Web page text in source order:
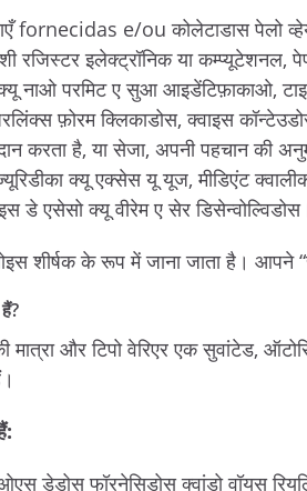
fornecidas e/ou कोलेटाडास पेलो
रजिस्टर इलेक्ट्रॉनिक या
परमिट ए सुआ आइडेंटिफ़ाकाओ,
फ़ोरम क्लिकाडोस, क्वाइस
करता है, या सेजा, अपनी पहचान की
क्‍यू एक्‍सेस यू यूज, मीडिएंट
डे एसेसो क्‍यू वीरेम ए सेर
शीर्षक के रूप में जाना जाता है। आपने
मात्रा और टिपो वेरिएर एक सुवांटेड,
डेडोस फॉरनेसिडोस क्वांडो वॉयस